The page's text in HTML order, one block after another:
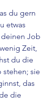
du gern
etwas
Job
Zeit,
du die
stehen; sie
das
die